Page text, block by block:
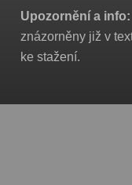
Upozornění a info:
znázorněny již v
ke stažení.